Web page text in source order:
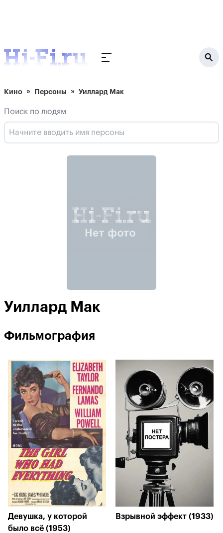
Кино Персоны Уиллард Мак
Поиск по людям
Уиллард Мак
Фильмография
Девушка, у которой
было всё (1953)
Взрывной эффект (1933)